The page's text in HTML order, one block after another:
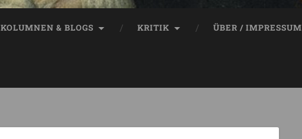
KOLUMNEN & BLOGS KRITIK ÜBER / IMPRESSUM